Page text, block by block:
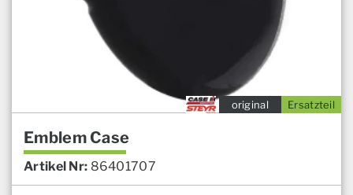
Ersatzteil
original
Emblem Case
Artikel Nr: 86401707